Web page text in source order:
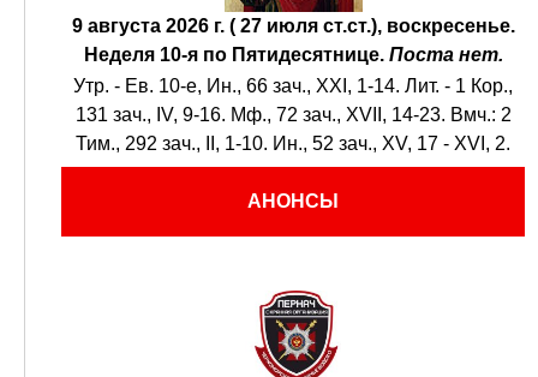
9 августа 2026 г. ( 27 июля ст.ст.), воскресенье.
Неделя 10-я по Пятидесятнице. Поста нет.
Утр. - Ев. 10-е, Ин., 66 зач., XXI, 1-14. Лит. - 1 Кор.,
131 зач., IV, 9-16. Мф., 72 зач., XVII, 14-23. Вмч.: 2
Тим., 292 зач., II, 1-10. Ин., 52 зач., XV, 17 - XVI, 2.
АНОНСЫ